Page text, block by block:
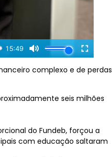
complexo e de perdas
seis milhões
do Fundeb, forçou a
com educação saltaram